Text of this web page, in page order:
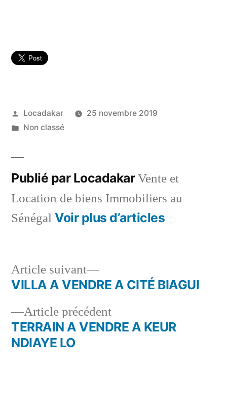
Publié
par
Locadakar
25 novembre 2019
Publié
Non classé
Publié par LocadakarVente et
Location de biens Immobiliers au
Sénégal Voir plus d’articles
Navigation
de
l’article
Article précédentArticle
précédent :
TERRAIN A VENDRE A KEUR
NDIAYE LO
Article suivant
Article
suivant :
VILLA A VENDRE A CITÉ BIAGUI